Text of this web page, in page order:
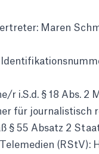
Maren
r i.S.d. § 18 Abs. 2
für jour­na­lis­tisch
§ 55 Absatz 2
(RStV):